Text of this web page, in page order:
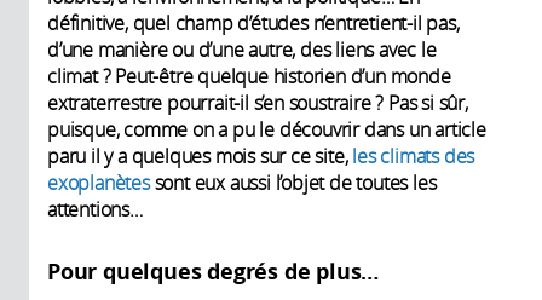
définitive, quel champ d’études n’entretient-il pas,
d’une manière ou d’une autre, des liens avec le
climat ? Peut-être quelque historien d’un monde
extraterrestre pourrait-il s’en soustraire ? Pas si sûr,
puisque, comme on a pu le découvrir dans un article
paru il y a quelques mois sur ce site,les climats des
exoplanètessont eux aussi l’objet de toutes les
attentions…
Pour quelques degrés de plus…